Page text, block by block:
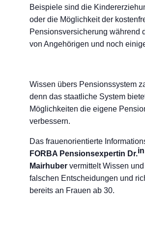
Beispiele sind die
oder die Möglichkeit der
Pensionsversicherung während
von Angehörigen und noch
Wissen übers Pensionssystem
denn das staatliche System
Möglichkeiten die eigene
verbessern.
Das frauenorientierte
FORBA Pensionsexpertin Dr.in
Mairhubervermittelt Wissen
falschen Entscheidungen und
bereits an Frauen ab 30.